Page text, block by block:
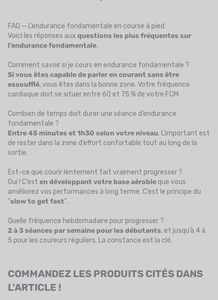
FAQ — L’endurance fondamentale en course à pied
Voici les réponses aux questions les plus fréquentes sur
l’endurance fondamentale.
Comment savoir si je cours en endurance fondamentale ?
Si vous êtes capable de parler en courant sans être
essoufflé, vous êtes dans la bonne zone. Votre fréquence
cardiaque doit se situer entre 60 et 75 % de votre FCM.
Combien de temps doit durer une séance d’endurance
fondamentale ?
Entre 45 minutes et 1h30 selon votre niveau. L’important est
de rester dans la zone d’effort confortable tout au long de la
sortie.
Est-ce que courir lentement fait vraiment progresser ?
Oui ! C’est en développant votre base aérobie que vous
améliorez vos performances à long terme. C’est le principe du
"slow to get fast".
Quelle fréquence hebdomadaire pour progresser ?
2 à 3 séances par semaine pour les débutants, et jusqu’à 4 à
5 pour les coureurs réguliers. La constance est la clé.
COMMANDEZ LES PRODUITS CITÉS DANS
L'ARTICLE !